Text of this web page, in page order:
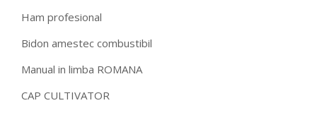
Ham profesional
Bidon amestec combustibil
Manual in limba ROMANA
CAP CULTIVATOR